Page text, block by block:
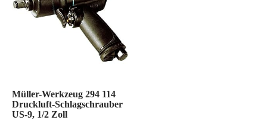
Müller-Werkzeug 294 114
Druckluft-Schlagschrauber
US-9, 1/2 Zoll